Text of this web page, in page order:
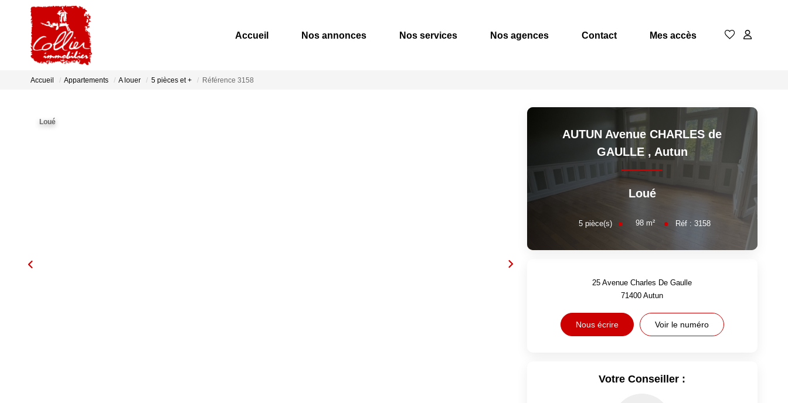
Accueil Nos annonces Nos services Nos agences Contact Mes accès
Accueil Appartements A louer 5 pièces et + Référence 3158
Loué
AUTUN Avenue CHARLES de
GAULLE , Autun
Loué
5 pièce(s) 98 m² Réf : 3158
25 Avenue Charles De Gaulle
71400Autun
Nous écrire Voir le numéro
Votre Conseiller :